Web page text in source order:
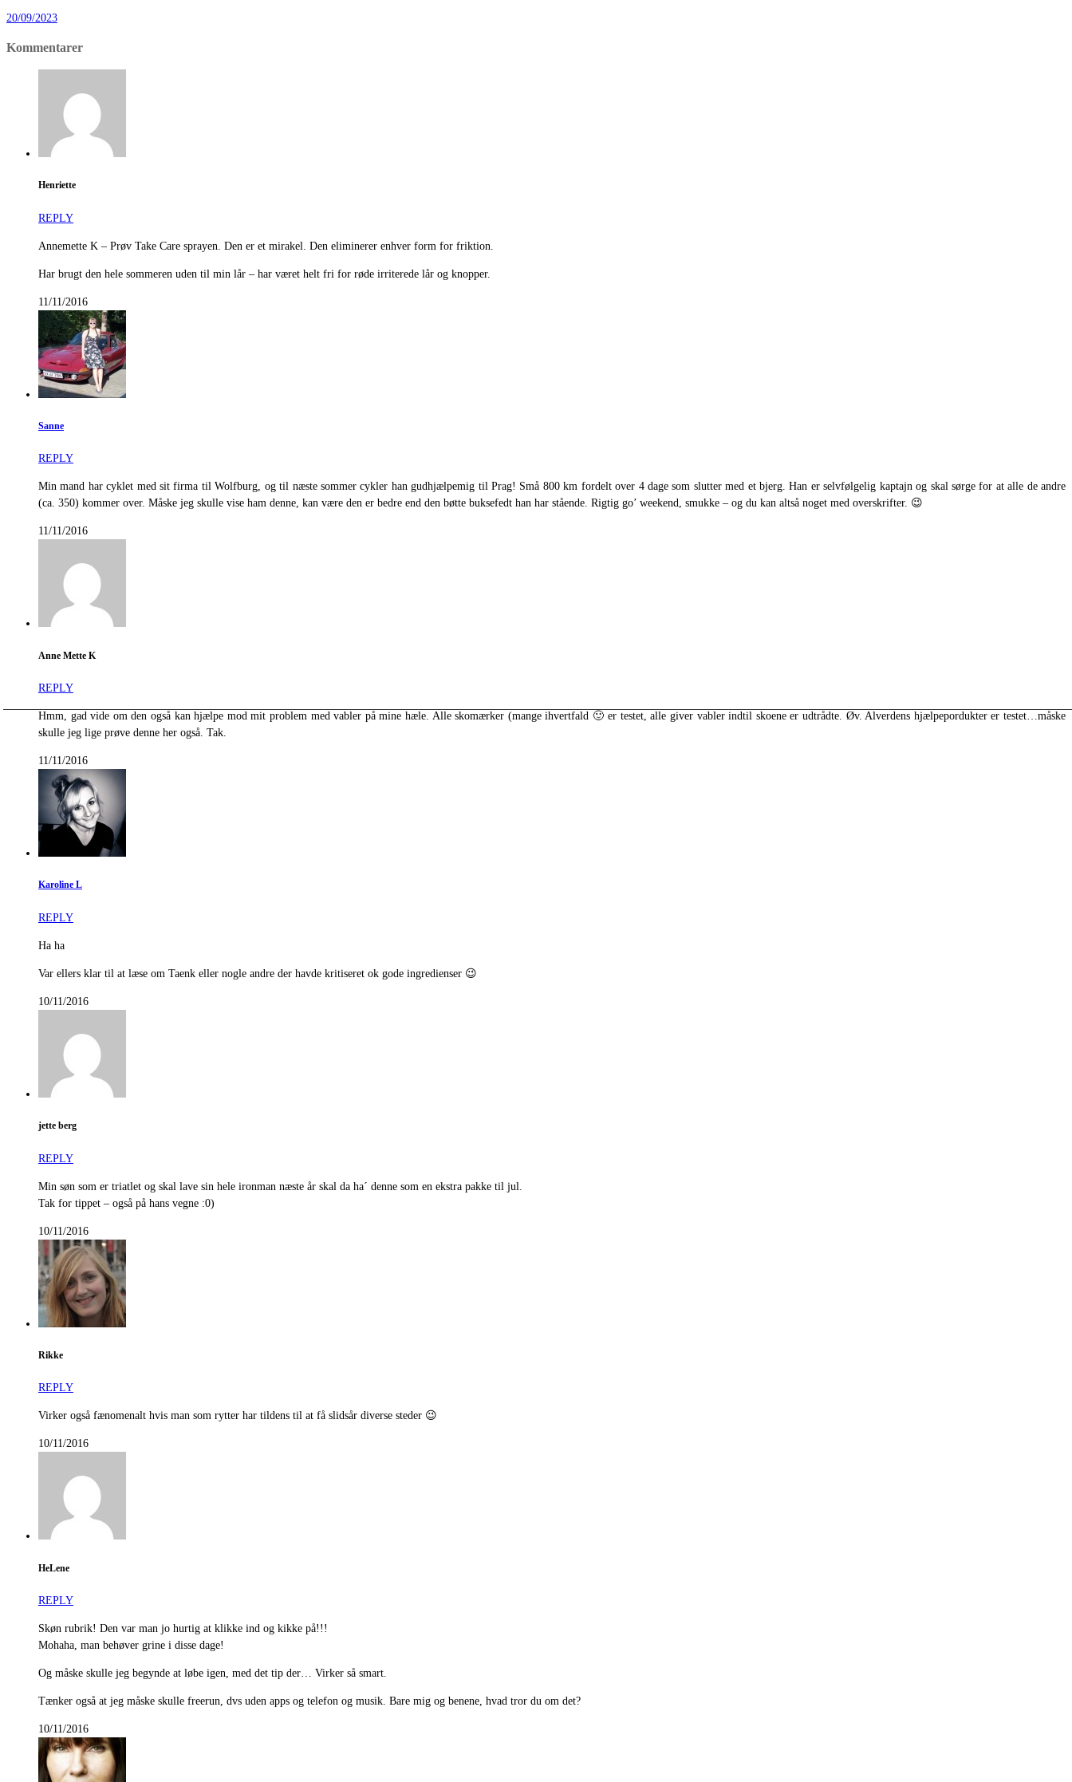
20/09/2023
Kommentarer
Henriette
REPLY
Annemette K – Prøv Take Care sprayen. Den er et mirakel. Den eliminerer enhver form for friktion.
Har brugt den hele sommeren uden til min lår – har været helt fri for røde irriterede lår og knopper.
11/11/2016
Sanne
REPLY
Min mand har cyklet med sit firma til Wolfburg, og til næste sommer cykler han gudhjælpemig til Prag! Små 800 km fordelt over 4 dage som slutter med et bjerg. Han er selvfølgelig kaptajn og skal sørge for at alle de andre
(ca. 350) kommer over. Måske jeg skulle vise ham denne, kan være den er bedre end den bøtte buksefedt han har stående. Rigtig go’ weekend, smukke – og du kan altså noget med overskrifter. 😉
11/11/2016
Anne Mette K
REPLY
Hmm, gad vide om den også kan hjælpe mod mit problem med vabler på mine hæle. Alle skomærker (mange ihvertfald 🙂 er testet, alle giver vabler indtil skoene er udtrådte. Øv. Alverdens hjælpepordukter er testet…måske
skulle jeg lige prøve denne her også. Tak.
11/11/2016
Karoline L
REPLY
Ha ha
Var ellers klar til at læse om Taenk eller nogle andre der havde kritiseret ok gode ingredienser 😉
10/11/2016
jette berg
REPLY
Min søn som er triatlet og skal lave sin hele ironman næste år skal da ha´ denne som en ekstra pakke til jul.
Tak for tippet – også på hans vegne :0)
10/11/2016
Rikke
REPLY
Virker også fænomenalt hvis man som rytter har tildens til at få slidsår diverse steder 😉
10/11/2016
HeLene
REPLY
Skøn rubrik! Den var man jo hurtig at klikke ind og kikke på!!!
Mohaha, man behøver grine i disse dage!
Og måske skulle jeg begynde at løbe igen, med det tip der… Virker så smart.
Tænker også at jeg måske skulle freerun, dvs uden apps og telefon og musik. Bare mig og benene, hvad tror du om det?
10/11/2016